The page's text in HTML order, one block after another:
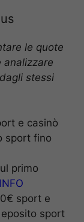
le quote
analizzare
stessi
e casinò
sport fino
primo
sport e
sport